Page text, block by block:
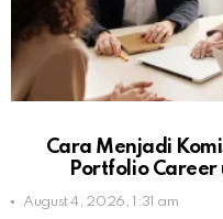
Cara Menjadi
Portfolio Career
August 4, 2026, 1:31 am